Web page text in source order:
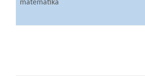
matematika